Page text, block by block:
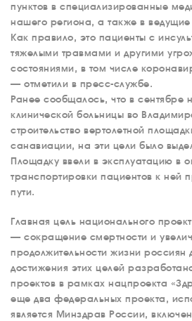
пунктов в специализированные
нашего региона, а также в
Как правило, это пациенты с
тяжелыми травмами и другими
состояниями, в том числе
— отметили в пресс-службе.
Ранее сообщалось, что в сентябре
клинической больницы во
строительство вертолетной
санавиации, на эти цели было
Площадку ввели в эксплуатацию в
транспортировки пациентов к ней
пути.
Главная цель национального
— сокращение смертности и
продолжительности жизни россиян
достижения этих целей
проектов в рамках нацпроекта
еще два федеральных проекта,
является Минздрав России,